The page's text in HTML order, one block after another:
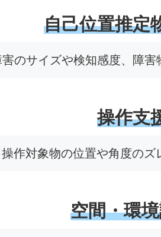
自己位置推定
のサイズや検知感度、障害
操作支
作対象物の位置や角度のズ
空間・環